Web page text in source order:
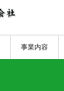
事業内容